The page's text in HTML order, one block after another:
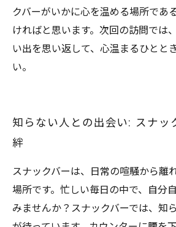
クバーがいかに心を温める場所であ
ければと思います。次回の訪問では
い出を思い返して、心温まるひとと
い。
知らない人との出会い: スナッ
絆
スナックバーは、日常の喧騒から離
場所です。忙しい毎日の中で、自分
みませんか？スナックバーでは、知